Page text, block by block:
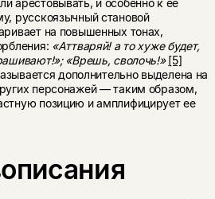
русскоязычный становой
на повышенных тонах,
«Аттваряй! а то хуже будет,
«Врешь, сволочь!» [5]
дополнительно выделена на
персонажей — таким образом,
позицию и амплифицирует ее